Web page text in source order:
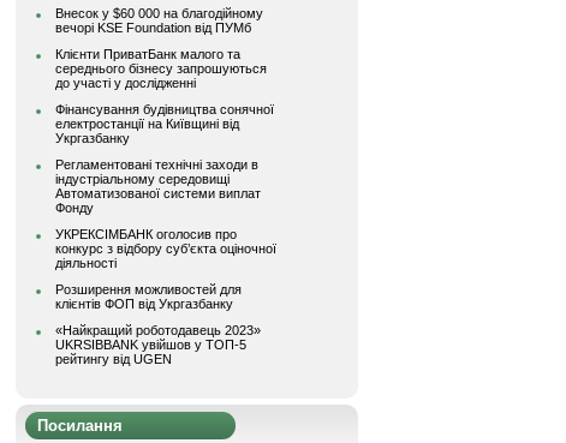
Внесок у $60 000 на благодійному
вечорі KSE Foundation від ПУМб
Клієнти ПриватБанк малого та
середнього бізнесу запрошуються
до участі у дослідженні
Фінансування будівництва сонячної
електростанції на Київщині від
Укргазбанку
Регламентовані технічні заходи в
індустріальному середовищі
Автоматизованої системи виплат
Фонду
УКРЕКСІМБАНК оголосив про
конкурс з відбору суб’єкта оціночної
діяльності
Розширення можливостей для
клієнтів ФОП від Укргазбанку
«Найкращий роботодавець 2023»
UKRSIBBANK увійшов у ТОП-5
рейтингу від UGEN
Посилання